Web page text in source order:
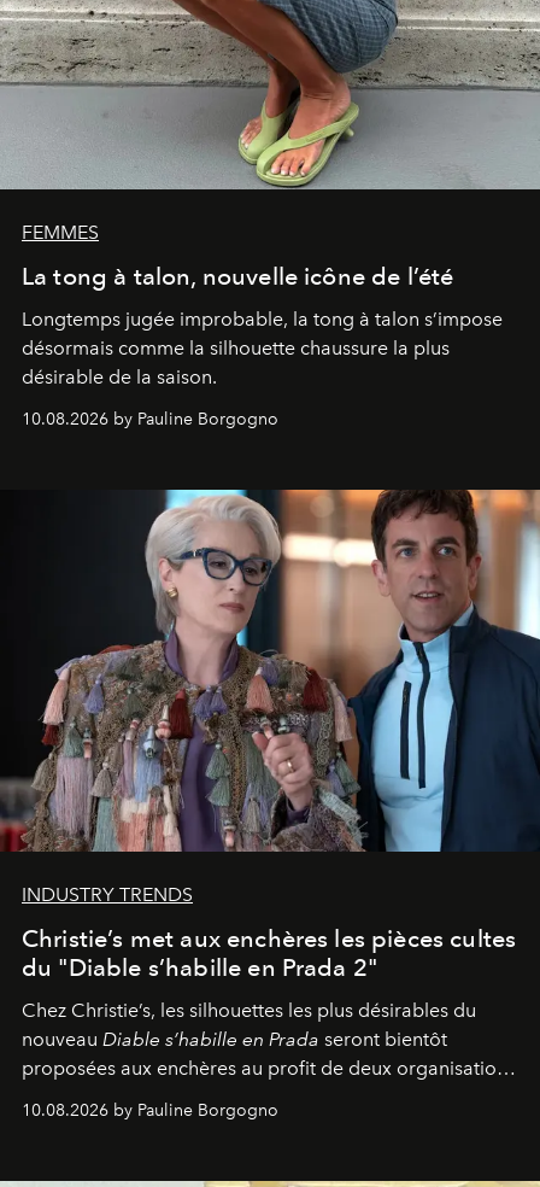
FEMMES
La tong à talon, nouvelle icône de l’été
Longtemps jugée improbable, la tong à talon s’impose
désormais comme la silhouette chaussure la plus
désirable de la saison.
10.08.2026 by Pauline Borgogno
INDUSTRY TRENDS
Christie’s met aux enchères les pièces cultes
du "Diable s’habille en Prada 2"
Chez Christie’s, les silhouettes les plus désirables du
nouveau Diable s’habille en Prada seront bientôt
proposées aux enchères au profit de deux organisations
10.08.2026 by Pauline Borgogno